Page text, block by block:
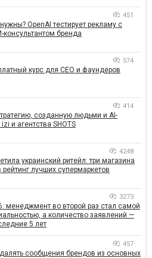
451
OpenAI тестирует рекламу с
бренда
574
курс для CEO и фаундеров
414
созданную людьми и AI-
и агентства SHOTS
4248
украинский ритейл: три магазина
лучших супермаркетов
3273
менеджмент во второй раз стал самой
а количество заявлений —
5 лет
457
сообщения брендов из основных